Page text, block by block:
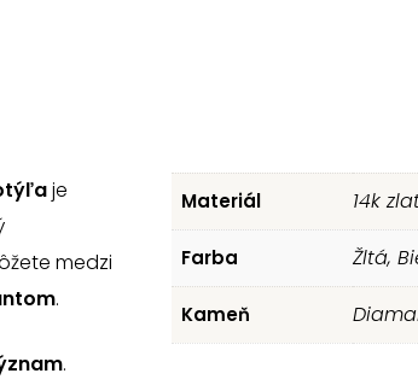
je
medzi
.
.
Materiál 14k
Farba Žltá,
Kameň